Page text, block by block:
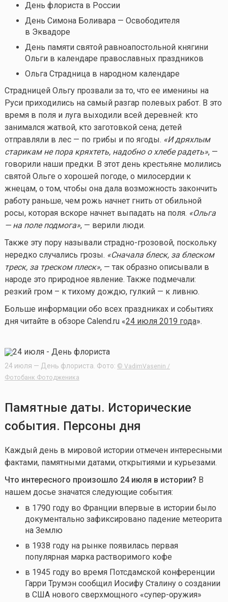
День флориста в России
День Симона Боливара — Освободителя
в Эквадоре
День памяти святой равноапостольной княгини
Ольги в календаре православных праздников
Ольга Страдницав народном календаре
Страдницей Ольгу прозвали за то, что ее именины на
Руси приходились на самый разгар полевых работ. В это
время в поля и луга выходили всей деревней: кто
занимался жатвой, кто заготовкой сена; детей
отправляли в лес — по грибы и по ягоды. «И дряхлым
старикам не пора кряхтеть, надобно о хлебе радеть», —
говорили наши предки. В этот день крестьяне молились
святой Ольге о хорошей погоде, о милосердии к
жнецам, о том, чтобы она дала возможность закончить
работу раньше, чем рожь начнет гнить от обильной
росы, которая вскоре начнет выпадать на поля. «Ольга
— на поле подмога», — верили люди.
Также эту пору называли страдно-грозовой, поскольку
нередко случались грозы. «Сначала блеск, за блеском
треск, за треском плеск», — так образно описывали в
народе это природное явление. Также подмечали:
резкий гром – к тихому дождю, гулкий — к ливню.
Больше информации обо всех праздниках и событиях
дня читайте в обзоре Calend.ru «24 июля 2019 года».
24 июля — День флориста. Фото: © VadimVasenin /
Фотобанк Фотодженика
Памятные даты. Исторические
события. Персоны дня
Каждый день в мировой истории отмечен интересными
фактами, памятными датами, открытиями и курьезами.
Что интересного произошло 24 июля в истории? В
нашем досье значатся следующие события:
в 1790 году во Франции впервые в истории было
документально зафиксировано падение метеорита
на Землю
в 1938 году на рынке появилась первая
популярная марка растворимого кофе
в 1945 году во время Потсдамской конференции
Гарри Трумэн сообщил Иосифу Сталину о создании
в США нового сверхмощного «супер-оружия»